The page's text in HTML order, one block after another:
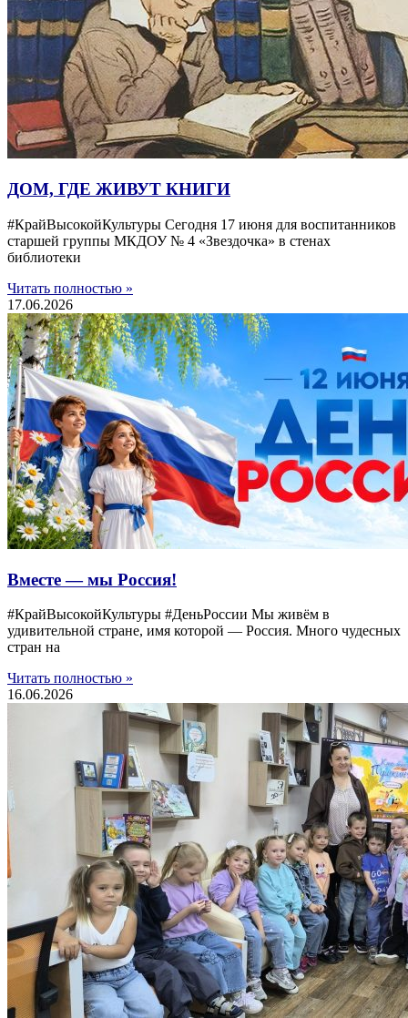
ДОМ, ГДЕ ЖИВУТ КНИГИ
#КрайВысокойКультуры Сегодня 17 июня для воспитанников
старшей группы МКДОУ № 4 «Звездочка» в стенах
библиотеки
Читать полностью »
17.06.2026
Вместе — мы Россия!
#КрайВысокойКультуры #ДеньРоссии Мы живём в
удивительной стране, имя которой — Россия. Много чудесных
стран на
Читать полностью »
16.06.2026